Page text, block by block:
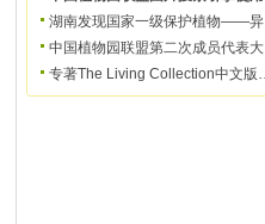
湖南发现国家一级保护植物——异形玉叶金花
中国植物园联盟第二次成员代表大会成功召开
专著The Living Collection中文版将作为资料用于联盟培